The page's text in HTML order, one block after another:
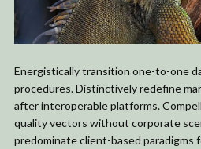
Energistically transition one-to-one
procedures. Distinctively redefine
after interoperable platforms.
quality vectors without corporate
predominate client-based paradigms